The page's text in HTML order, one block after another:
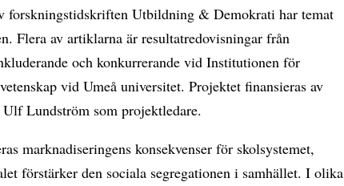
forskningstidskriften Utbildning & Demokrati har temat
Flera av artiklarna är resultatredovisningar från
och konkurrerande vid Institutionen för
vid Umeå universitet. Projektet finansieras av
Ulf Lundström som projektledare.
marknadiseringens konsekvenser för skolsystemet,
förstärker den sociala segregationen i samhället. I olika